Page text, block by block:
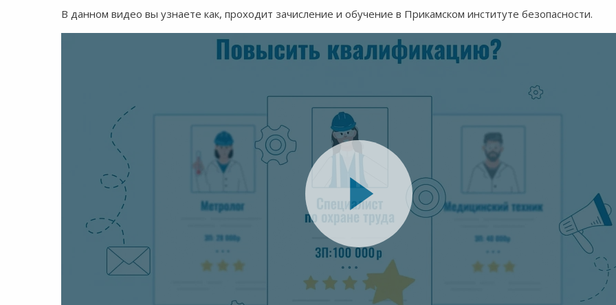
В данном видео вы узнаете как, проходит зачисление и обучение в Прикамском институте безопасности.